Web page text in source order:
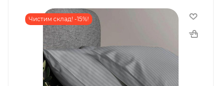
Чистим склад! -15%!